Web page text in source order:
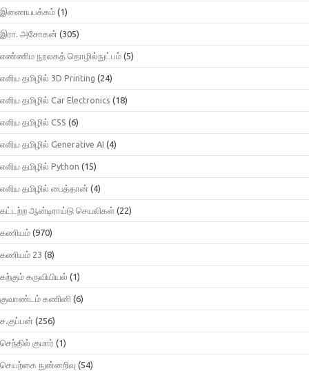
இணையபக்கம் (1)
இரா. அசோகன் (305)
எண்ணிம நூலகத் தொழில்நுட்பம் (5)
எளிய தமிழில் 3D Printing (24)
எளிய தமிழில் Car Electronics (18)
எளிய தமிழில் CSS (6)
எளிய தமிழில் Generative AI (4)
எளிய தமிழில் Python (15)
எளிய தமிழில் பைத்தான் (4)
கட்டற்ற ஆன்டிராய்டு செயலிகள் (22)
கணியம் (970)
கணியம் 23 (8)
கற்கும் கருவியியல் (1)
குவாண்டம் கணினி (6)
ச.குப்பன் (256)
செந்தில் குமார் (1)
செயற்கை நுன்னறிவு (54)